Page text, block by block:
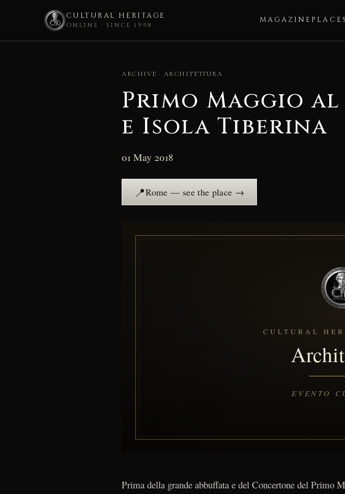
CULTURAL HERITAGE
ONLINE · SINCE 1998
MAGAZINE PLACES
ARCHIVE · ARCHITETTURA
Primo Maggio
e Isola Tiberina
01 May 2018
📍Rome — see the place →
Prima della grande abbuffata e del Concertone del Primo